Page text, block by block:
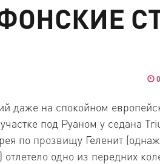
даже на спокойном
под Руаном у седана
по прозвищу Геленит
отлетело одно из передних